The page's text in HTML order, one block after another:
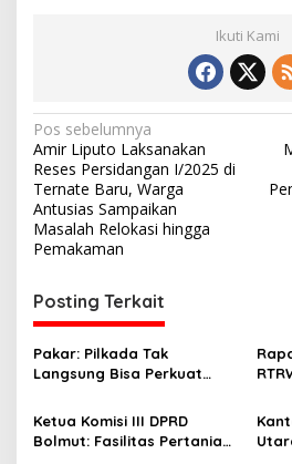
Ikuti Kami
N
a
v
i
g
a
s
i
p
o
s
Pos sebelumnya
Amir Liputo Laksanakan
Reses Persidangan I/2025 di
Ternate Baru, Warga
Antusias Sampaikan
Masalah Relokasi hingga
Pemakaman
Posting Terkait
Pakar: Pilkada Tak
Langsung Bisa Perkuat
Direformasi
Ketua Komisi III DPRD
Bolmut: Fasilitas Pertanian